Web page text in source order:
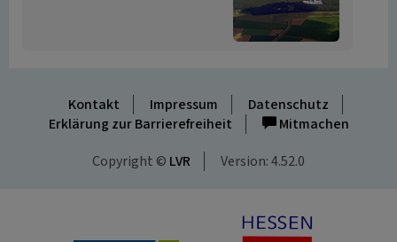
Kontakt Impressum
Datenschutz
Erklärung zur Barrierefreiheit
Mitmachen
Copyright © LVR Version: 4.52.0